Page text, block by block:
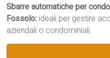
Sbarre automatiche per
Fossolo: ideali per gestire
aziendali o condominiali.